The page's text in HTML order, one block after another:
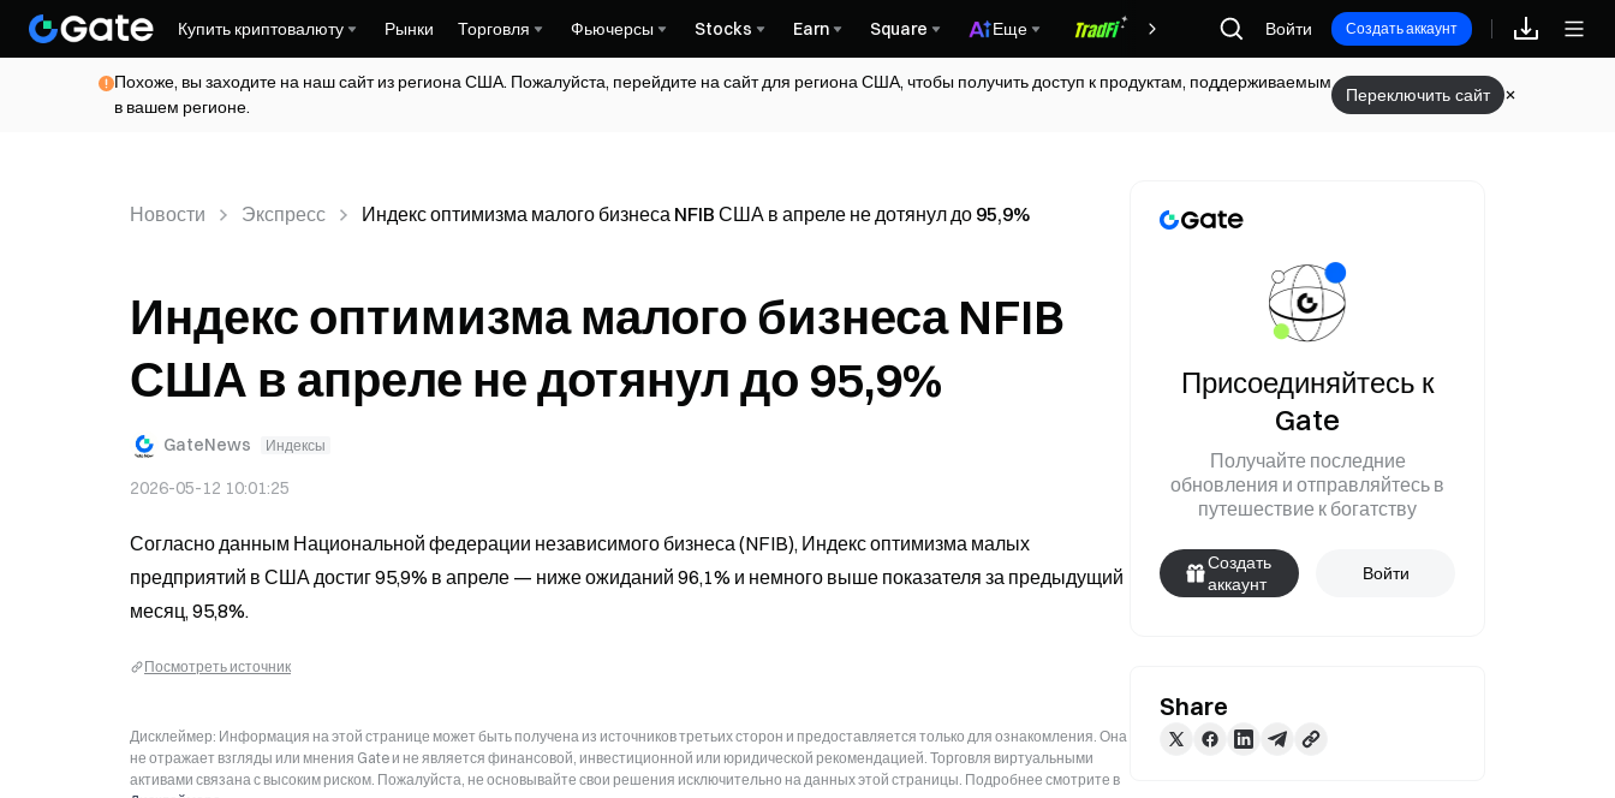
Купить криптовалюту Рынки Торговля Фьючерсы Stocks Earn Square Еще Награды
Войти Создать аккаунт
Похоже, вы заходите на наш сайт из региона США. Пожалуйста, перейдите на сайт для региона США, чтобы получить доступ к продуктам, поддерживаемым
в вашем регионе.
Переключить сайт
Новости Экспресс Индекс оптимизма малого бизнеса NFIB США в апреле не дотянул до 95,9%
Индекс оптимизма малого бизнеса NFIB
США в апреле не дотянул до 95,9%
GateNews Индексы
2026-05-12 10:01:25
Согласно данным Национальной федерации независимого бизнеса (NFIB), Индекс оптимизма малых
предприятий в США достиг 95,9% в апреле — ниже ожиданий 96,1% и немного выше показателя за предыдущий
месяц, 95,8%.
Посмотреть источник
Дисклеймер: Информация на этой странице может быть получена из источников третьих сторон и предоставляется только для ознакомления. Она
не отражает взгляды или мнения Gate и не является финансовой, инвестиционной или юридической рекомендацией. Торговля виртуальными
активами связана с высоким риском. Пожалуйста, не основывайте свои решения исключительно на данных этой страницы. Подробнее смотрите в
Присоединяйтесь к
Gate
Получайте последние
обновления и отправляйтесь в
путешествие к богатству
Создать
аккаунт
Войти
Share